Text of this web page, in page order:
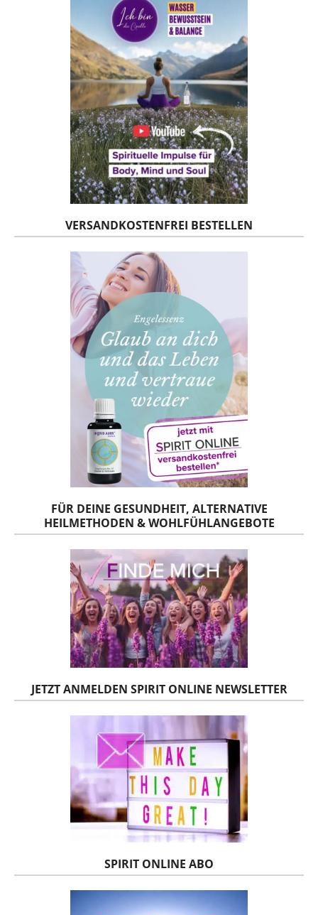
VERSANDKOSTENFREI BESTELLEN
FÜR DEINE GESUNDHEIT, ALTERNATIVE
HEILMETHODEN & WOHLFÜHLANGEBOTE
JETZT ANMELDEN SPIRIT ONLINE NEWSLETTER
SPIRIT ONLINE ABO